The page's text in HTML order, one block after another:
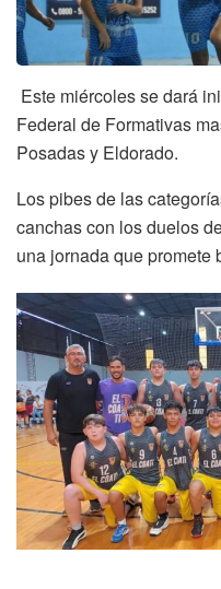
Este miércoles se dará
Federal de Formativas
Posadas y Eldorado.
Los pibes de las
canchas con los duelos
una jornada que promete